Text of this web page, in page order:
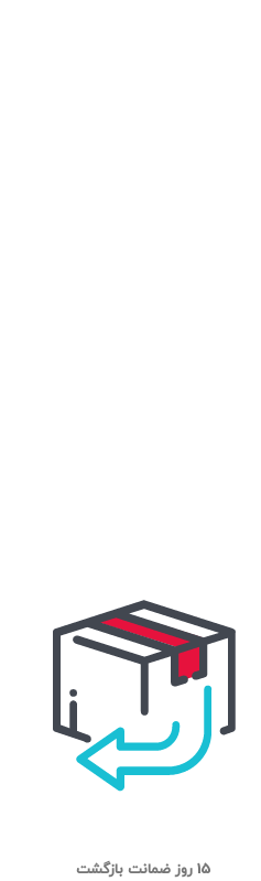
15 روز ضمانت بازگشت